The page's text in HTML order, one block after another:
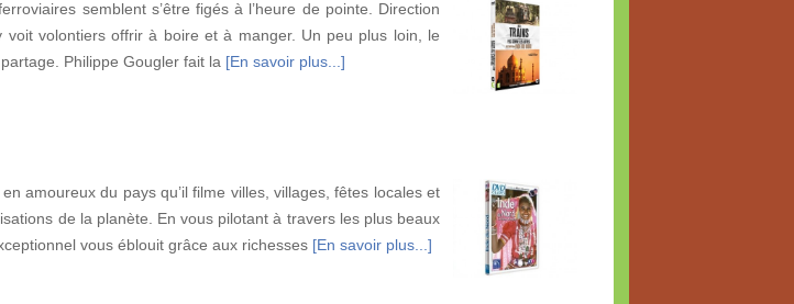
semblent s’être figés à l’heure de pointe. Direction
volontiers offrir à boire et à manger. Un peu plus loin, le
Philippe Gougler fait la [En savoir plus...]
amoureux du pays qu’il filme villes, villages, fêtes locales et
de la planète. En vous pilotant à travers les plus beaux
vous éblouit grâce aux richesses [En savoir plus...]